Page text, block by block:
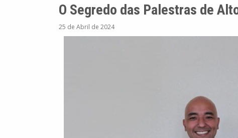
O Segredo das Palestras de
25 de Abril de 2024